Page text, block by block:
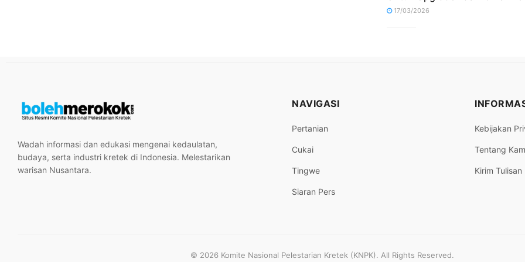
17/03/2026
Wadah informasi dan edukasi mengenai kedaulatan,
budaya, serta industri kretek di Indonesia. Melestarikan
warisan Nusantara.
NAVIGASI
Pertanian
Cukai
Tingwe
Siaran Pers
Kebijakan
Tentang
Kirim Tulisan
© 2026 Komite Nasional Pelestarian Kretek (KNPK). All Rights Reserved.